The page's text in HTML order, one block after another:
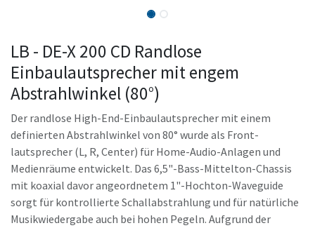
LB - DE-X 200 CD Randlose
Einbaulautsprecher mit engem
Abstrahlwinkel (80°)
Der randlose High-End-Einbaulautsprecher mit einem
definierten Abstrahlwinkel von 80° wurde als Front-
lautsprecher (L, R, Center) für Home-Audio-Anlagen und
Medienräume entwickelt. Das 6,5"-Bass-Mittelton-Chassis
mit koaxial davor angeordnetem 1"-Hochton-Waveguide
sorgt für kontrollierte Schallabstrahlung und für natürliche
Musikwiedergabe auch bei hohen Pegeln. Aufgrund der